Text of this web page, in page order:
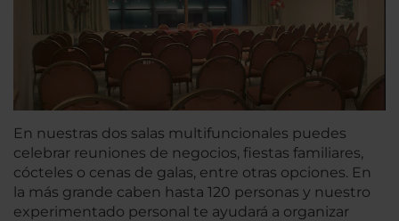
En nuestras dos salas multifuncionales puedes
celebrar reuniones de negocios, fiestas familiares,
cócteles o cenas de galas, entre otras opciones. En
la más grande caben hasta 120 personas y nuestro
experimentado personal te ayudará a organizar